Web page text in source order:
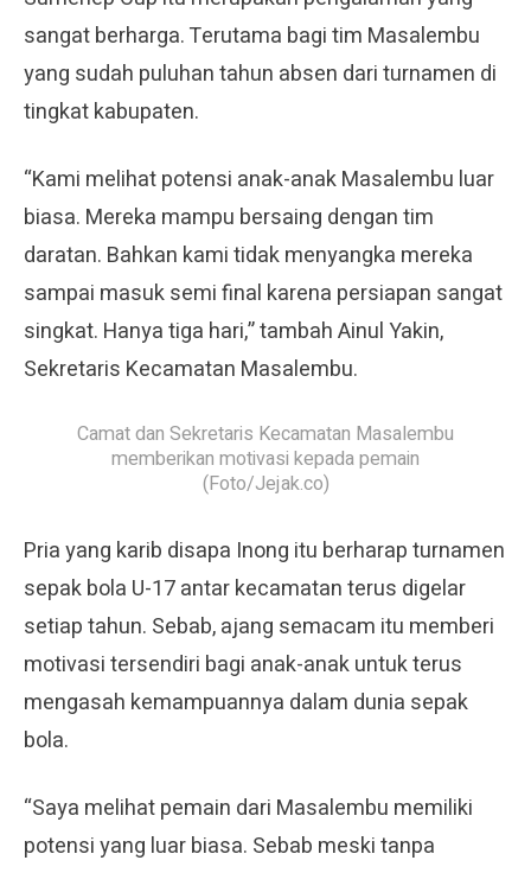
sangat berharga. Terutama bagi tim Masalembu
yang sudah puluhan tahun absen dari turnamen di
tingkat kabupaten.
“Kami melihat potensi anak-anak Masalembu luar
biasa. Mereka mampu bersaing dengan tim
daratan. Bahkan kami tidak menyangka mereka
sampai masuk semi final karena persiapan sangat
singkat. Hanya tiga hari,” tambah Ainul Yakin,
Sekretaris Kecamatan Masalembu.
Camat dan Sekretaris Kecamatan Masalembu
memberikan motivasi kepada pemain
(Foto/Jejak.co)
Pria yang karib disapa Inong itu berharap turnamen
sepak bola U-17 antar kecamatan terus digelar
setiap tahun. Sebab, ajang semacam itu memberi
motivasi tersendiri bagi anak-anak untuk terus
mengasah kemampuannya dalam dunia sepak
bola.
“Saya melihat pemain dari Masalembu memiliki
potensi yang luar biasa. Sebab meski tanpa